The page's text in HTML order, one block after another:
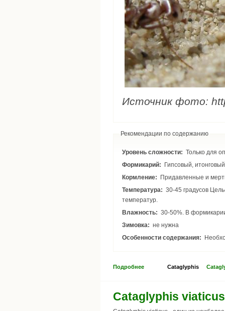
Источник фото:
Рекомендации по содержанию
Уровень сложности: Только для
Формикарий:
Гипсовый,
Кормление:
Придавленные и
Температура:
температур.
Влажность: 30-50%. В
Зимовка: не нужна
Особенности содержания:
Cataglyphis
Подробнее
Cataglyphis viaticus